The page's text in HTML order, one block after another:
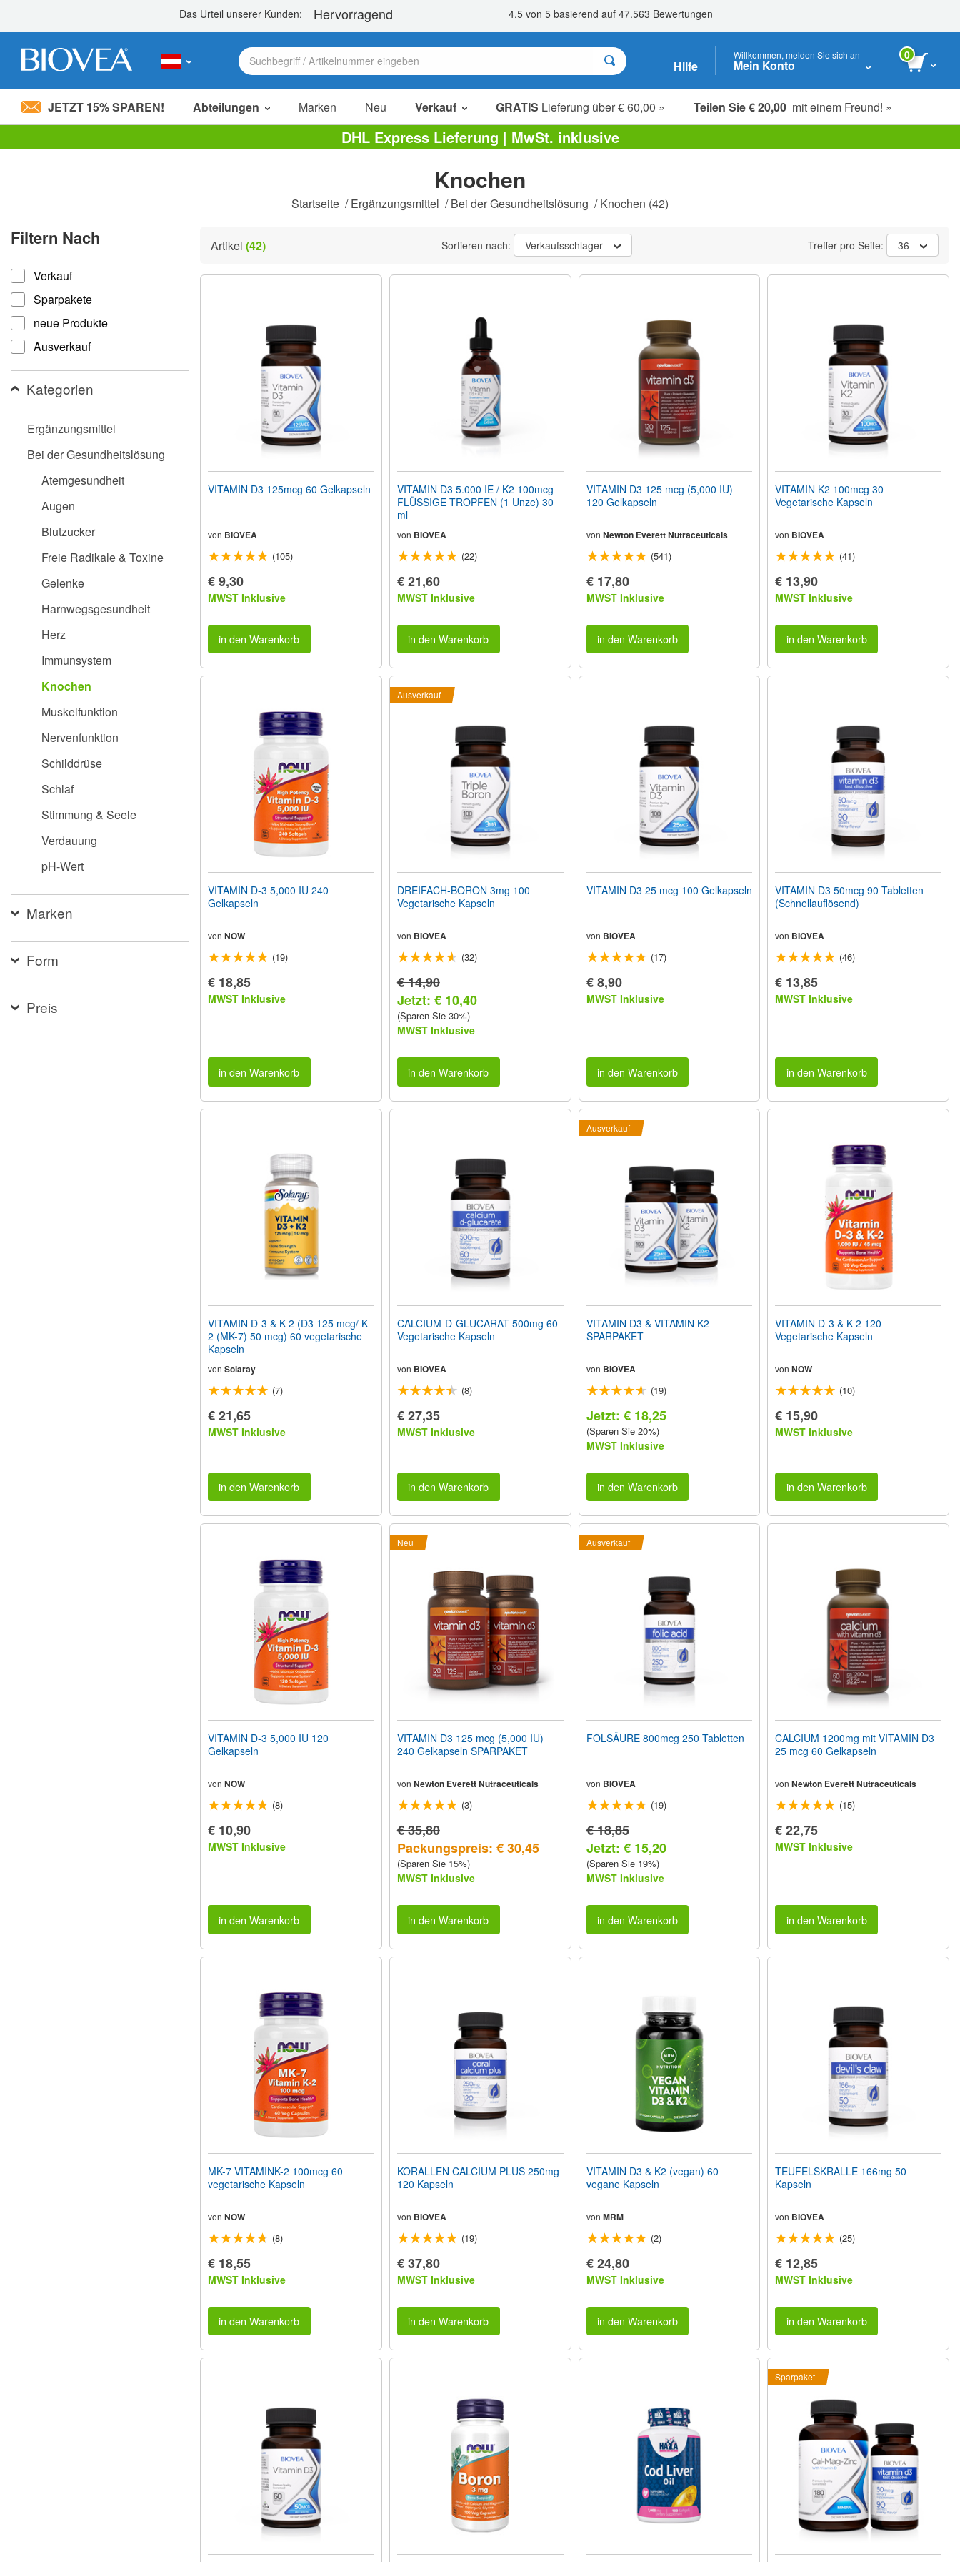
Bitte
Barrierefreiheitssystem.
Drücken
Sie
Strg-
F11,
um
die
Website
an
Sehbehinderte
anzupassen,
einen
Drücken
Eingabehilfemenü
Hilfe
Willkommen, melden Sie sich an
Mein Konto
0
JETZT 15% SPAREN! Abteilungen Marken Neu Verkauf GRATIS Lieferung über € 60,00 » Teilen Sie € 20,00 mit einem Freund! »
Sale Artikel
Sparpakete
Ausverkauf
DHL Express Lieferung | MwSt. inklusive
Knochen
Startseite /Ergänzungsmittel /Bei der Gesundheitslösung /Knochen (42)
Filtern Nach
filtern nach
Verkauf
Sparpakete
neue Produkte
Ausverkauf
Kategorien
Ergänzungsmittel
Bei der Gesundheitslösung
Atemgesundheit
Augen
Blutzucker
Freie Radikale & Toxine
Gelenke
Harnwegsgesundheit
Herz
Immunsystem
Knochen
Muskelfunktion
Nervenfunktion
Schilddrüse
Schlaf
Stimmung & Seele
Verdauung
pH-Wert
Marken
Form
Preis
Artikel (42) Sortieren nach: Verkaufsschlager Treffer pro Seite: 36
VITAMIN D3 125mcg 60 Gelkapseln
von BIOVEA
(105)
€ 9,30
MWST Inklusive
in den Warenkorb
VITAMIN D3 5.000 IE / K2 100mcg
FLÜSSIGE TROPFEN (1 Unze) 30
ml
von BIOVEA
(22)
€ 21,60
MWST Inklusive
in den Warenkorb
VITAMIN D3 125 mcg (5,000 IU)
120 Gelkapseln
von Newton Everett Nutraceuticals
(541)
€ 17,80
MWST Inklusive
in den Warenkorb
VITAMIN K2 100mcg 30
Vegetarische Kapseln
von BIOVEA
(41)
€ 13,90
MWST Inklusive
in den Warenkorb
VITAMIN D-3 5,000 IU 240
Gelkapseln
von NOW
(19)
€ 18,85
MWST Inklusive
in den Warenkorb
Ausverkauf
DREIFACH-BORON 3mg 100
Vegetarische Kapseln
von BIOVEA
(32)
€ 14,90
Jetzt: € 10,40
(Sparen Sie 30%)
MWST Inklusive
in den Warenkorb
VITAMIN D3 25 mcg 100 Gelkapseln
von BIOVEA
(17)
€ 8,90
MWST Inklusive
in den Warenkorb
VITAMIN D3 50mcg 90 Tabletten
(Schnellauflösend)
von BIOVEA
(46)
€ 13,85
MWST Inklusive
in den Warenkorb
VITAMIN D-3 & K-2 (D3 125 mcg/ K-
2 (MK-7) 50 mcg) 60 vegetarische
Kapseln
von Solaray
(7)
€ 21,65
MWST Inklusive
in den Warenkorb
CALCIUM-D-GLUCARAT 500mg 60
Vegetarische Kapseln
von BIOVEA
(8)
€ 27,35
MWST Inklusive
in den Warenkorb
Ausverkauf
VITAMIN D3 & VITAMIN K2
SPARPAKET
von BIOVEA
(19)
Jetzt: € 18,25
(Sparen Sie 20%)
MWST Inklusive
in den Warenkorb
VITAMIN D-3 & K-2 120
Vegetarische Kapseln
von NOW
(10)
€ 15,90
MWST Inklusive
in den Warenkorb
VITAMIN D-3 5,000 IU 120
Gelkapseln
von NOW
(8)
€ 10,90
MWST Inklusive
in den Warenkorb
Neu
VITAMIN D3 125 mcg (5,000 IU)
240 Gelkapseln SPARPAKET
von Newton Everett Nutraceuticals
(3)
€ 35,80
Packungspreis: € 30,45
(Sparen Sie 15%)
MWST Inklusive
in den Warenkorb
Ausverkauf
FOLSÄURE 800mcg 250 Tabletten
von BIOVEA
(19)
€ 18,85
Jetzt: € 15,20
(Sparen Sie 19%)
MWST Inklusive
in den Warenkorb
CALCIUM 1200mg mit VITAMIN D3
25 mcg 60 Gelkapseln
von Newton Everett Nutraceuticals
(15)
€ 22,75
MWST Inklusive
in den Warenkorb
MK-7 VITAMINK-2 100mcg 60
vegetarische Kapseln
von NOW
(8)
€ 18,55
MWST Inklusive
in den Warenkorb
KORALLEN CALCIUM PLUS 250mg
120 Kapseln
von BIOVEA
(19)
€ 37,80
MWST Inklusive
in den Warenkorb
VITAMIN D3 & K2 (vegan) 60
vegane Kapseln
von MRM
(2)
€ 24,80
MWST Inklusive
in den Warenkorb
TEUFELSKRALLE 166mg 50
Kapseln
von BIOVEA
(25)
€ 12,85
MWST Inklusive
in den Warenkorb
Sparpaket